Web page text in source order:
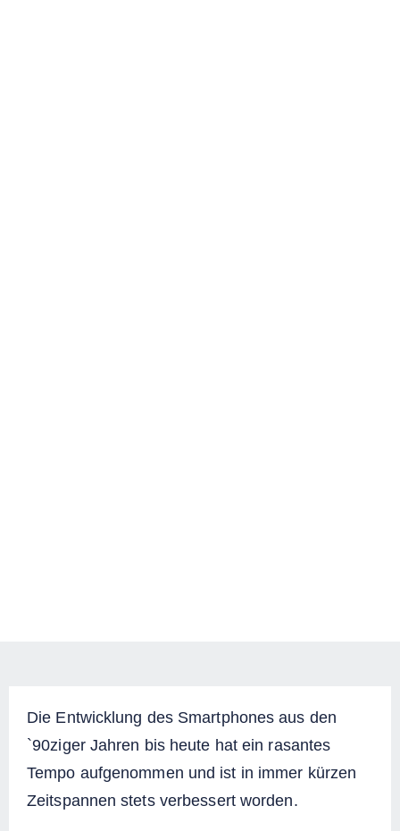
Die Entwicklung des Smartphones aus den
`90ziger Jahren bis heute hat ein rasantes
Tempo aufgenommen und ist in immer kürzen
Zeitspannen stets verbessert worden.